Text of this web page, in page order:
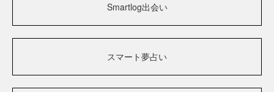
Smartlog出会い
スマート夢占い